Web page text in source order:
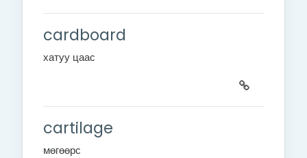
cardboard
хатуу цаас
cartilage
мөгөөрс